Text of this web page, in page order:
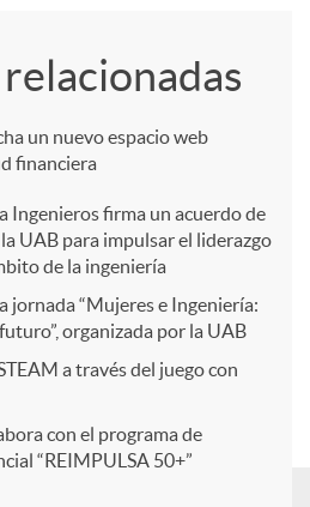
un nuevo espacio web
financiera
Ingenieros firma un acuerdo de
UAB para impulsar el liderazgo
de la ingeniería
jornada “Mujeres e Ingeniería:
organizada por la UAB
a través del juego con
con el programa de
“REIMPULSA 50+”